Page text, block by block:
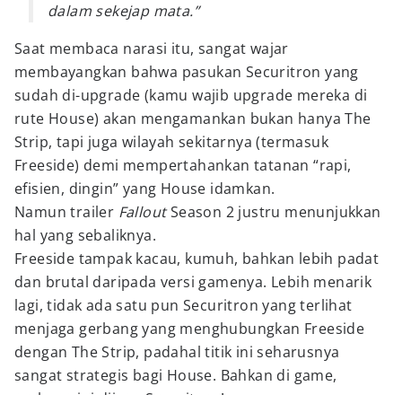
dalam sekejap mata.”
Saat membaca narasi itu, sangat wajar
membayangkan bahwa pasukan Securitron yang
sudah di-upgrade (kamu wajib upgrade mereka di
rute House) akan mengamankan bukan hanya The
Strip, tapi juga wilayah sekitarnya (termasuk
Freeside) demi mempertahankan tatanan “rapi,
efisien, dingin” yang House idamkan.
Namun trailer FalloutSeason 2 justru menunjukkan
hal yang sebaliknya.
Freeside tampak kacau, kumuh, bahkan lebih padat
dan brutal daripada versi gamenya. Lebih menarik
lagi, tidak ada satu pun Securitron yang terlihat
menjaga gerbang yang menghubungkan Freeside
dengan The Strip, padahal titik ini seharusnya
sangat strategis bagi House. Bahkan di game,